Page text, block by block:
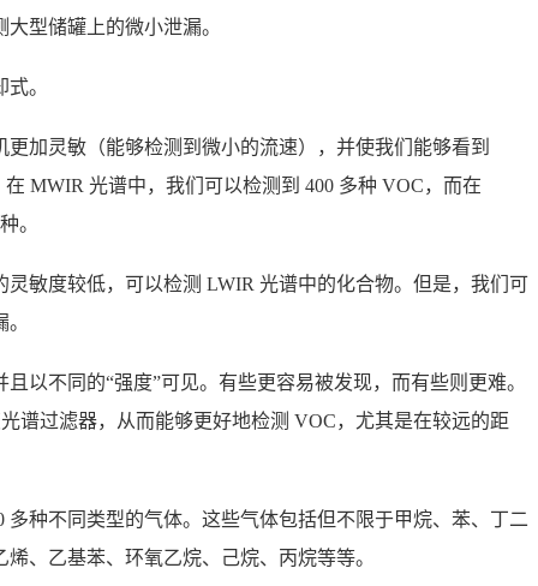
型储罐上的微小泄漏。
。
加灵敏（能够检测到微小的流速），并使我们能够看到
MWIR 光谱中，我们可以检测到 400 多种 VOC，而在
。
敏度较低，可以检测 LWIR 光谱中的化合物。但是，我们可
以不同的“强度”可见。有些更容易被发现，而有些则更难。
谱过滤器，从而能够更好地检测 VOC，尤其是在较远的距
多种不同类型的气体。这些气体包括但不限于甲烷、苯、丁二
、乙基苯、环氧乙烷、己烷、丙烷等等。